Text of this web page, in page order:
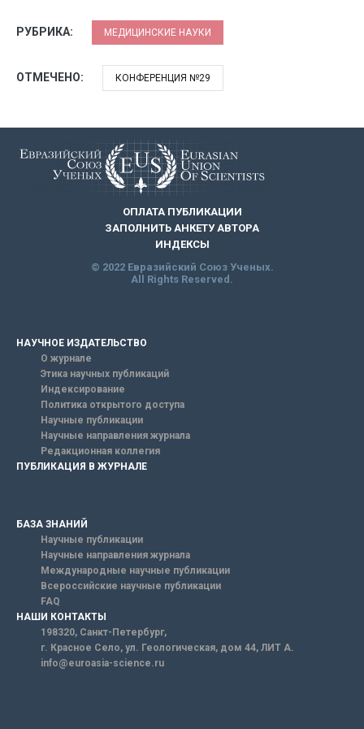
РУБРИКА: МЕДИЦИНСКИЕ НАУКИ
ОТМЕЧЕНО: КОНФЕРЕНЦИЯ №29
ОПЛАТА ПУБЛИКАЦИИ
ЗАПОЛНИТЬ АНКЕТУ АВТОРА
ИНДЕКСЫ
© 2022 Евразийский Союз Ученых.
All Rights Reserved.
НАУЧНОЕ ИЗДАТЕЛЬСТВО
О журнале
Этика научных публикаций
Индексирование
Политика открытого доступа
Научные публикации
Научные направления журнала
Редакционная коллегия
ПУБЛИКАЦИЯ В ЖУРНАЛЕ
БАЗА ЗНАНИЙ
Научные публикации
Научные направления журнала
Международные научные публикации
Всероссийские научные публикации
FAQ
НАШИ КОНТАКТЫ
198320, Санкт-Петербург,
г. Красное Село, ул. Геологическая, дом 44, ЛИТ А.
info@euroasia-science.ru